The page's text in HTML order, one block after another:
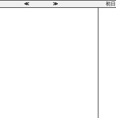
≪ ≫ 初日